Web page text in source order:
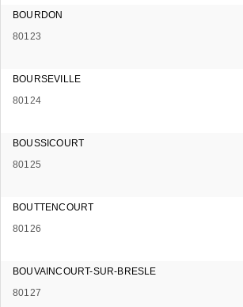
BOURDON
80123
BOURSEVILLE
80124
BOUSSICOURT
80125
BOUTTENCOURT
80126
BOUVAINCOURT-SUR-BRESLE
80127